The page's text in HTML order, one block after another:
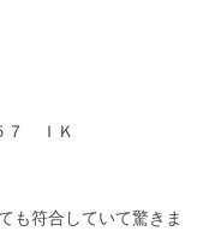
７ ＩＫ
も符合していて驚きま